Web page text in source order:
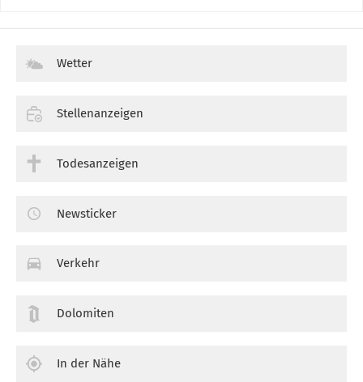
Wetter
Stellenanzeigen
Todesanzeigen
Newsticker
Verkehr
Dolomiten
In der Nähe